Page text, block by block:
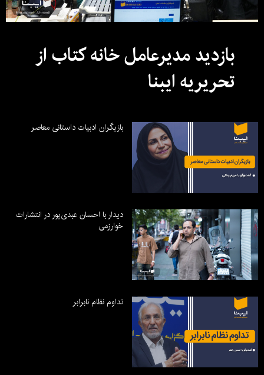
بازدید مدیرعامل خانه کتاب از
تحریریه ایبنا
بازیگران ادبیات داستانی معاصر
دیدار با احسان عبدی‌پور در انتشارات
خوارزمی
تداوم نظام نابرابر